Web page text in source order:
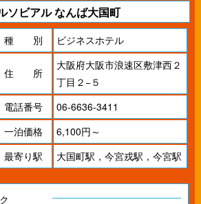
ソビアル なんば大国町
種 別 ビジネスホテル
住 所
大阪府大阪市浪速区敷津西２
丁目２−５
電話番号
06-6636-3411
一泊価格
6,100円～
最寄り駅
大国町駅，今宮戎駅，今宮駅